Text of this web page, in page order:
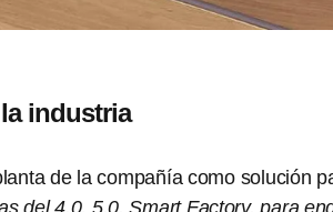
industria
de la compañía como solución
del 4.0, 5.0, Smart Factory, para